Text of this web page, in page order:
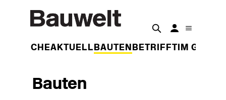
WOCHEAKTUELL BAUTEN BETRIFFT IM
Bauten